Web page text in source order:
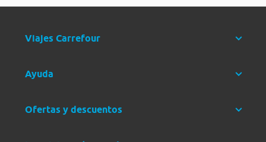
Viajes Carrefour
Ayuda
Ofertas y descuentos